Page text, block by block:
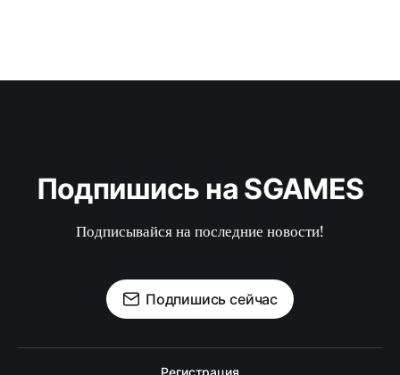
Подпишись на SGAMES
Подписывайся на последние новости!
Подпишись сейчас
Регистрация